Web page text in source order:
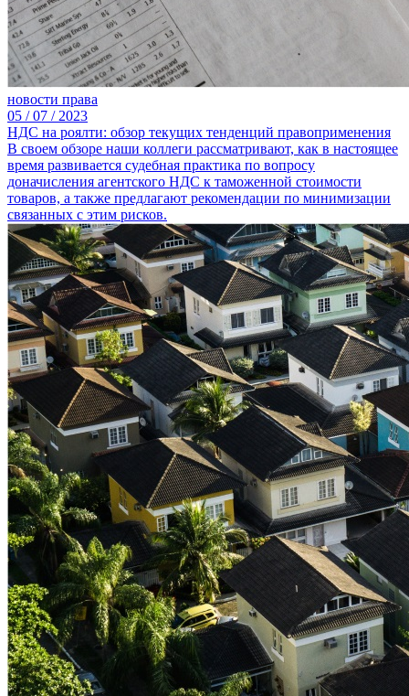
новости права
05 /07 / 2023
НДС на роялти: обзор текущих тенденций правоприменения
В своем обзоре наши коллеги рассматривают, как в настоящее
время развивается судебная практика по вопросу
доначисления агентского НДС к таможенной стоимости
товаров, а также предлагают рекомендации по минимизации
связанных с этим рисков.